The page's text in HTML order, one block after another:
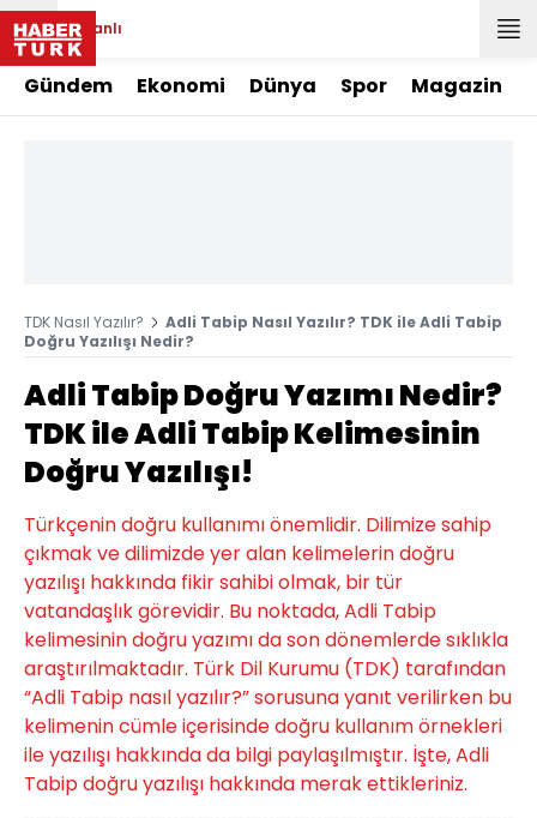
Canlı
Gündem Ekonomi Dünya Spor Magazin
TDK Nasıl Yazılır?
Adli Tabip Nasıl Yazılır? TDK ile Adli Tabip
Doğru Yazılışı Nedir?
Adli Tabip Doğru Yazımı Nedir?
TDK ile Adli Tabip Kelimesinin
Doğru Yazılışı!
Türkçenin doğru kullanımı önemlidir. Dilimize sahip
çıkmak ve dilimizde yer alan kelimelerin doğru
yazılışı hakkında fikir sahibi olmak, bir tür
vatandaşlık görevidir. Bu noktada, Adli Tabip
kelimesinin doğru yazımı da son dönemlerde sıklıkla
araştırılmaktadır. Türk Dil Kurumu (TDK) tarafından
“Adli Tabip nasıl yazılır?” sorusuna yanıt verilirken bu
kelimenin cümle içerisinde doğru kullanım örnekleri
ile yazılışı hakkında da bilgi paylaşılmıştır. İşte, Adli
Tabip doğru yazılışı hakkında merak ettikleriniz.